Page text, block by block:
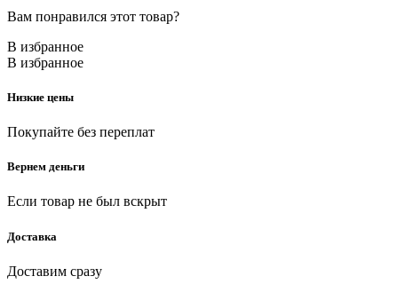
Вам понравился этот товар?
В избранное
В избранное
Низкие цены
Покупайте без переплат
Вернем деньги
Если товар не был вскрыт
Доставка
Доставим сразу